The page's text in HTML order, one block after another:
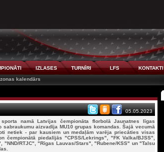
IZLASES TURNĪRI LFS KONTAKTI
kalendārs
05.05.2023
sporta namā Latvijas čempionāta florbolā Jaunatnes līgas
sabraukumu aizvadīja MU10 grupas komandas. Šajā vecumā
netiek - par kausiem un medaļām varēja priecāties visas
čempionātā piedalījās "CPSS/Lekrings", "FK Valka/BJSS",
"NND/RTJC", "Rīgas Lauvas/Stars", "Rubene/KSS" un "Talsu